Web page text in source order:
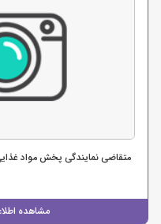
مشاهده
متقاضی نمایندگی پخش مواد